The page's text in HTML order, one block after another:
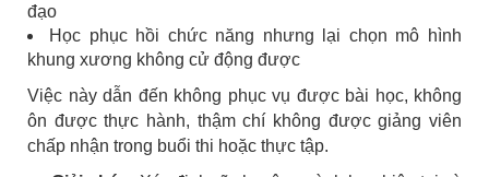
đạo
Học phục hồi chức năng nhưng lại chọn mô hình
khung xương không cử động được
Việc này dẫn đến không phục vụ được bài học, không
ôn được thực hành, thậm chí không được giảng viên
chấp nhận trong buổi thi hoặc thực tập.